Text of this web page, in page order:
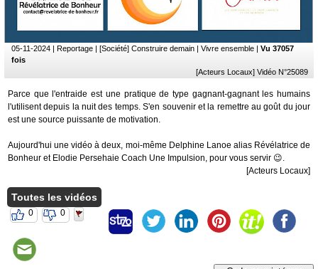
Médias
Blogs
Inscription
annuaire
pro
Accès
éditeur
05-11-2024 | Reportage | [Société] Construire demain | Vivre ensemble | Vu 37057
fois
[Acteurs Locaux] Vidéo N°25089
Parce que l'entraide est une pratique de type gagnant-gagnant les humains
l'utilisent depuis la nuit des temps. S'en souvenir et la remettre au goût du jour
est une source puissante de motivation.
Aujourd'hui une vidéo à deux, moi-même Delphine Lanoe alias Révélatrice de
Bonheur et Elodie Persehaie Coach Une Impulsion, pour vous servir 😉.
[Acteurs Locaux]
Toutes les vidéos
0 0